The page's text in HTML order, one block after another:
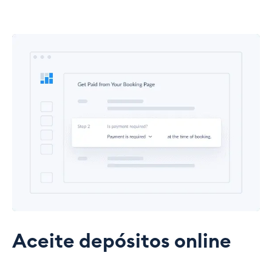
Aceite depósitos online